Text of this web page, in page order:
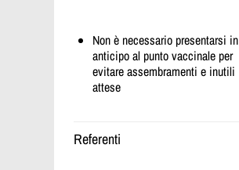
Non è necessario presentarsi in
anticipo al punto vaccinale per
evitare assembramenti e inutili
attese
Referenti